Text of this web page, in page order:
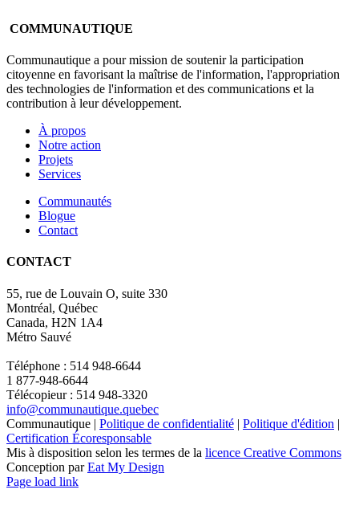
COMMUNAUTIQUE
Communautique a pour mission de soutenir la participation
citoyenne en favorisant la maîtrise de l'information, l'appropriation
des technologies de l'information et des communications et la
contribution à leur développement.
À propos
Notre action
Projets
Services
Communautés
Blogue
Contact
CONTACT
55, rue de Louvain O, suite 330
Montréal, Québec
Canada, H2N 1A4
Métro Sauvé
Téléphone : 514 948-6644
1 877-948-6644
Télécopieur : 514 948-3320
info@communautique.quebec
Communautique | Politique de confidentialité | Politique d'édition |
Certification Écoresponsable
Mis à disposition selon les termes de la licence Creative Commons
Conception parEat My Design
Facebook
YouTube
LinkedIn
Email
Page load link